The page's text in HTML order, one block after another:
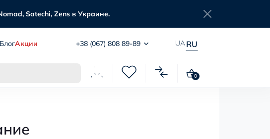
Satechi, Zens в Украине.
БлогАкции +38 (067) 808 89-89 UA RU
0